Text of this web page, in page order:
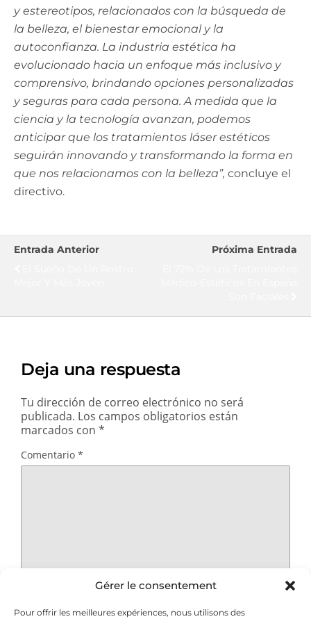
Gérer le consentement
Pour offrir les meilleures expériences, nous utilisons des
y estereotipos, relacionados con la búsqueda de
la belleza, el bienestar emocional y la
autoconfianza. La industria estética ha
evolucionado hacia un enfoque más inclusivo y
comprensivo, brindando opciones personalizadas
y seguras para cada persona. A medida que la
ciencia y la tecnología avanzan, podemos
anticipar que los tratamientos láser estéticos
seguirán innovando y transformando la forma en
que nos relacionamos con la belleza”, concluye el
directivo.
Entrada Anterior
Próxima Entrada
Deja una respuesta
Tu dirección de correo electrónico no será
publicada. Los campos obligatorios están
marcados con *
Comentario *
Nombre*